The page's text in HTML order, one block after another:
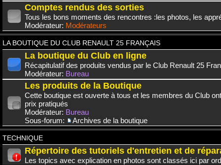
Comptes rendus des sorties
Tous les bons moments des rencontres :les photos, les
Modérateur: Modérateurs
LA BOUTIQUE DU CLUB RENAULT 25 FRANÇAIS
La boutique du Club en ligne
Récapitulatif des produits vendus par le Club Renault 25
Modérateur: Bureau
Les produits de la Boutique
Cette boutique est ouverte à tous et les membres du Club
prix pratiqués
Modérateur: Bureau
Sous-forum:
Archives de la boutique
TECHNIQUE
Répertoire des tutoriels d'entretien et de
Les topics avec explication en photos sont classés ici par